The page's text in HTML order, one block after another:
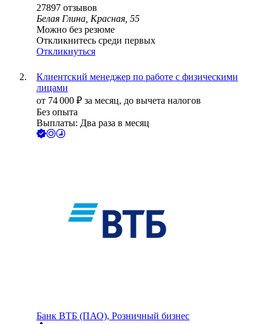
27897 отзывов
Белая Глина, Красная, 55
Можно без резюме
Откликнитесь среди первых
Откликнуться
Клиентский менеджер по работе с физическими
лицами
от 74 000 ₽ за месяц, до вычета налогов
Без опыта
Выплаты: Два раза в месяц
Банк ВТБ (ПАО), Розничный бизнес